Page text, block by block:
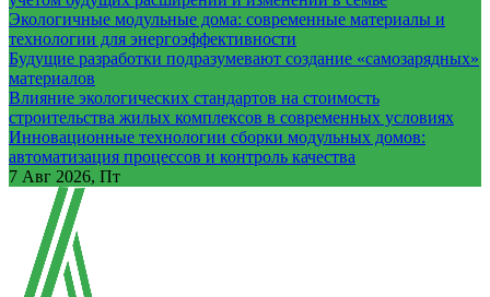
Экологичные модульные дома: современные материалы и
технологии для энергоэффективности
Будущие разработки подразумевают создание «самозарядных»
материалов
Влияние экологических стандартов на стоимость
строительства жилых комплексов в современных условиях
Инновационные технологии сборки модульных домов:
автоматизация процессов и контроль качества
7 Авг 2026, Пт